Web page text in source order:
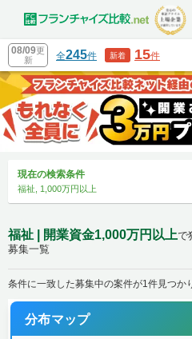
08/09更
新
全245件 新着 15件
現在の検索条件
福祉, 1,000万円以上
福祉 | 開業資金1,000万円以上で
募集一覧
条件に一致した募集中の案件が1件見つか
分布マップ